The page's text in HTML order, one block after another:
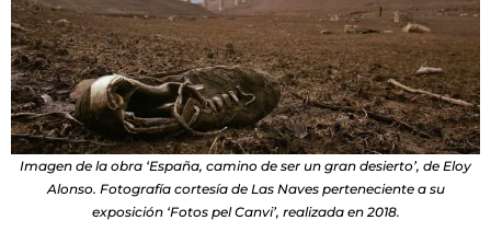
Imagen de la obra ‘España, camino de ser un gran desierto’, de Eloy
Alonso. Fotografía cortesía de Las Naves perteneciente a su
exposición ‘Fotos pel Canvi’, realizada en 2018.